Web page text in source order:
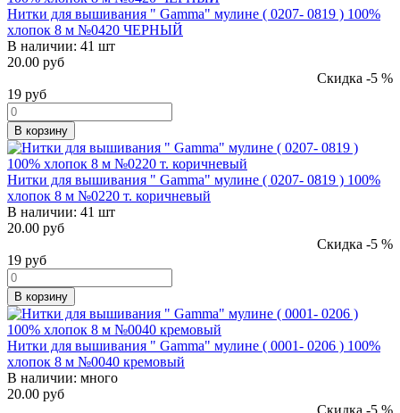
Нитки для вышивания " Gamma" мулине ( 0207- 0819 ) 100%
хлопок 8 м №0420 ЧЕРНЫЙ
В наличии: 41 шт
20.00 руб
Скидка -5 %
19 руб
В корзину
Нитки для вышивания " Gamma" мулине ( 0207- 0819 ) 100%
хлопок 8 м №0220 т. коричневый
В наличии: 41 шт
20.00 руб
Скидка -5 %
19 руб
В корзину
Нитки для вышивания " Gamma" мулине ( 0001- 0206 ) 100%
хлопок 8 м №0040 кремовый
В наличии: много
20.00 руб
Скидка -5 %